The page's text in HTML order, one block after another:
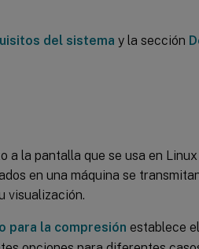
del sistema y la sección
la pantalla que se usa en Linux
en una máquina se
visualización.
para la compresión establece